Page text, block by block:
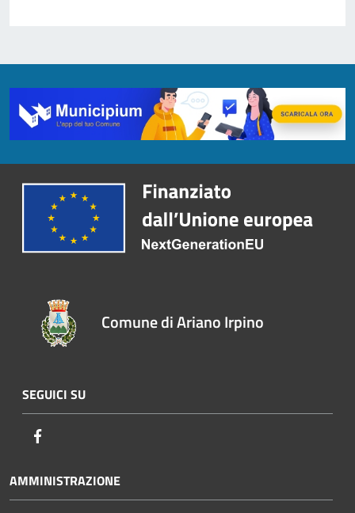
Comune di Ariano Irpino
SEGUICI SU
AMMINISTRAZIONE